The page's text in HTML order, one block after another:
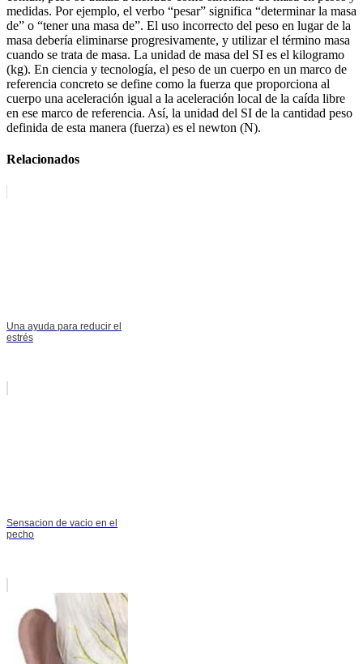
medidas. Por ejemplo, el verbo “pesar” significa “determinar la masa
de” o “tener una masa de”. El uso incorrecto del peso en lugar de la
masa debería eliminarse progresivamente, y utilizar el término masa
cuando se trata de masa. La unidad de masa del SI es el kilogramo
(kg). En ciencia y tecnología, el peso de un cuerpo en un marco de
referencia concreto se define como la fuerza que proporciona al
cuerpo una aceleración igual a la aceleración local de la caída libre
en ese marco de referencia. Así, la unidad del SI de la cantidad peso
definida de esta manera (fuerza) es el newton (N).
Relacionados
Una ayuda para reducir el
estrés
Sensacion de vacio en el
pecho